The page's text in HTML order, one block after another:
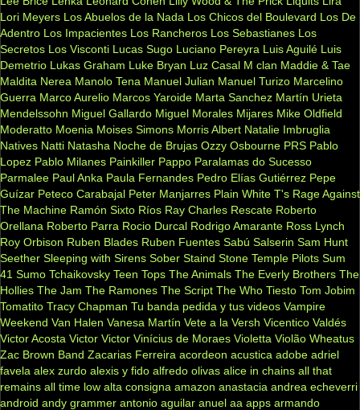
Lori Meyers Los Abuelos de la Nada Los Chicos del Boulevard Los De
Adentro Los Impacientes Los Rancheros Los Sebastianes Los
Secretos Los Visconti Lucas Sugo Luciano Pereyra Luis Aguilé Luis
Demetrio Lukas Graham Luke Bryan Luz Casal M clan Maddie & Tae
Maldita Nerea Manolo Tena Manuel Julian Manuel Turizo Marcelino
Guerra Marco Aurelio Marcos Yaroide Marta Sanchez Martín Urieta
Mendelssohn Miguel Gallardo Miguel Morales Mijares Mike Oldfield
Moderatto Moenia Moises Simons Morris Albert Natalie Imbruglia
Natives Natti Natasha Noche de Brujas Ozzy Osbourne PRS Pablo
Lopez Pablo Milanes Painkiller Pappo Paralamas do Sucesso
Parmalee Paul Anka Paula Fernandes Pedro Elías Gutiérrez Pepe
Guízar Peteco Carabajal Peter Manjarres Plain White T's Rage Against
The Machine Ramón Sixto Ríos Ray Charles Rescate Roberto
Orellana Roberto Parra Rocio Durcal Rodrigo Amarante Ross Lynch
Roy Orbison Ruben Blades Ruben Fuentes Sabú Salserin Sam Hunt
Seether Sleeping with Sirens Sober Staind Stone Temple Pilots Sum
41 Sumo Tchaikovsky Teen Tops The Animals The Everly Brothers The
Hollies The Jam The Ramones The Script The Who Tiesto Tom Jobim
Tomatito Tracy Chapman Tu banda pedida y tus videos Vampire
Weekend Van Halen Vanesa Martín Vete a la Versh Vicentico Valdés
Victor Acosta Victor Victor Vinícius de Moraes Violetta Violão Wheatus
Zac Brown Band Zacarias Ferreira acordeon acustica adobe adriel
favela alex zurdo alexis y fido alfredo olivas alice in chains all that
remains all time low alta consigna amazon anastacia andrea echeverri
android andy grammer antonio aguilar anuel aa apps armando